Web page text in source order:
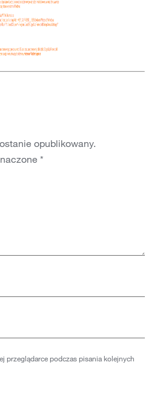
opublikowany.
*
przeglądarce podczas pisania kolejnych